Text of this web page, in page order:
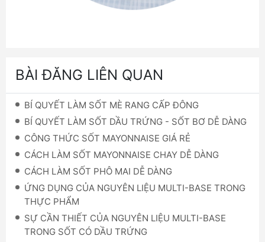
BÀI ĐĂNG LIÊN QUAN
BÍ QUYẾT LÀM SỐT MÈ RANG CẤP ĐÔNG
BÍ QUYẾT LÀM SỐT DẦU TRỨNG - SỐT BƠ DỄ DÀNG
CÔNG THỨC SỐT MAYONNAISE GIÁ RẺ
CÁCH LÀM SỐT MAYONNAISE CHAY DỄ DÀNG
CÁCH LÀM SỐT PHÔ MAI DỄ DÀNG
ỨNG DỤNG CỦA NGUYÊN LIỆU MULTI-BASE TRONG
THỰC PHẨM
SỰ CẦN THIẾT CỦA NGUYÊN LIỆU MULTI-BASE
TRONG SỐT CÓ DẦU TRỨNG